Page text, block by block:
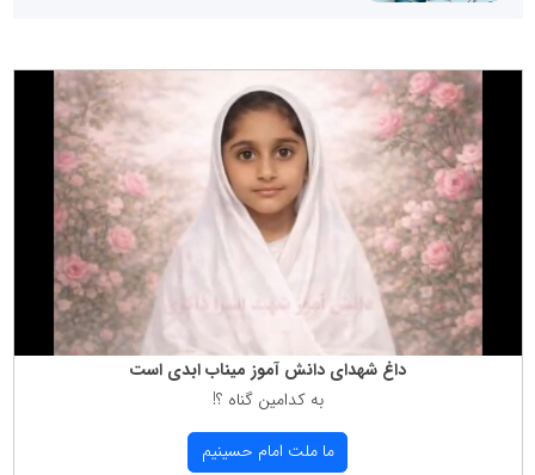
داغ شهدای دانش آموز میناب ابدی است
به كدامین گناه ؟!
ما ملت امام حسینیم